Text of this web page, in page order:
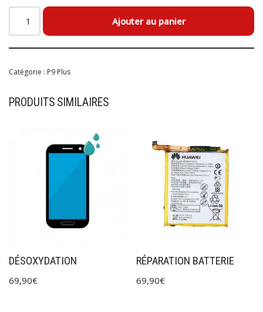
Ajouter au panier
Catégorie : P9 Plus
PRODUITS SIMILAIRES
DÉSOXYDATION
69,90€
RÉPARATION BATTERIE
69,90€